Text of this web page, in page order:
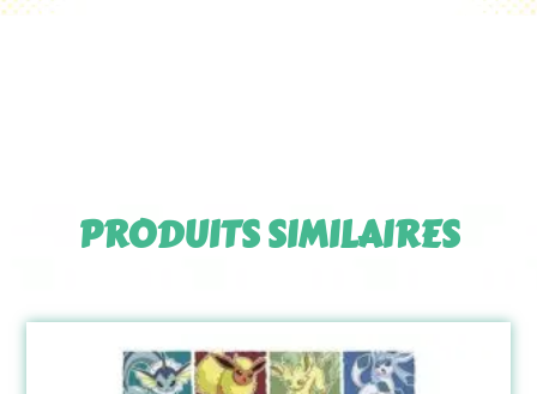
PRODUITS SIMILAIRES